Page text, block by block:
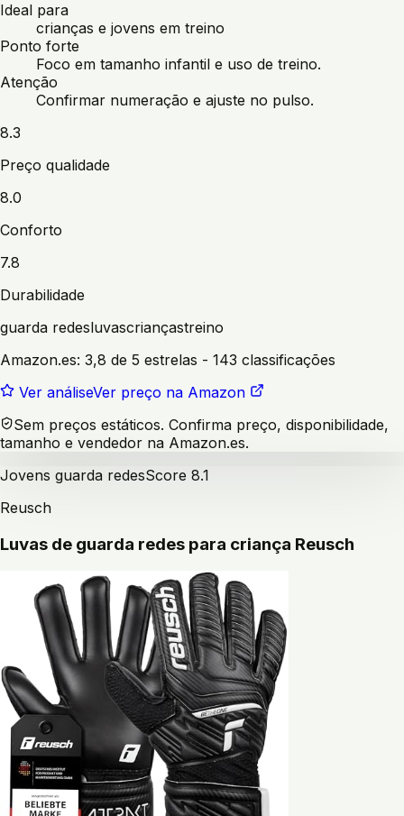
Ideal para
crianças e jovens em treino
Ponto forte
Foco em tamanho infantil e uso de treino.
Atenção
Confirmar numeração e ajuste no pulso.
8.3
Preço qualidade
8.0
Conforto
7.8
Durabilidade
guarda redesluvascriançastreino
Amazon.es: 3,8 de 5 estrelas - 143 classificações
Ver análiseVer preço na Amazon
Sem preços estáticos. Confirma preço, disponibilidade,
tamanho e vendedor na Amazon.es.
Jovens guarda redesScore 8.1
Reusch
Luvas de guarda redes para criança Reusch